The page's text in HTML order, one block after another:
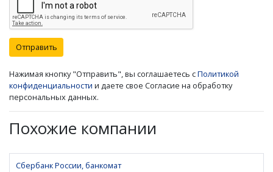
Отправить
Нажимая кнопку "Отправить", вы соглашаетесь сПолитикой
конфиденциальности и даете свое Согласие на обработку
персональных данных.
Похожие компании
Сбербанк России, банкомат